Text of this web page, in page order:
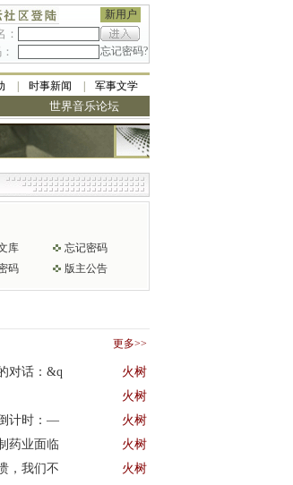
新用户
：
忘记密码?
时事新闻 军事文学
世界音乐论坛
库
忘记密码
码 版主公告
更多>>
对话：&q 火树
火树
计时：— 火树
药业面临 火树
，我们不 火树